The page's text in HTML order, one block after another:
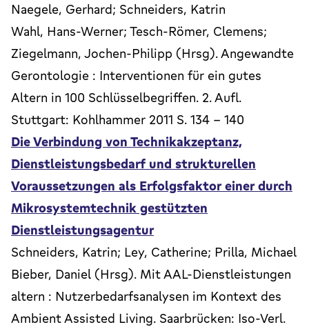
Naegele, Gerhard; Schneiders, Katrin
Wahl, Hans-Werner; Tesch-Römer, Clemens;
Ziegelmann, Jochen-Philipp (Hrsg). Angewandte
Gerontologie : Interventionen für ein gutes
Altern in 100 Schlüsselbegriffen. 2. Aufl.
Stuttgart: Kohlhammer 2011 S. 134 - 140
Die Verbindung von Technikakzeptanz,
Dienstleistungsbedarf und strukturellen
Voraussetzungen als Erfolgsfaktor einer durch
Mikrosystemtechnik gestützten
Dienstleistungsagentur
Schneiders, Katrin; Ley, Catherine; Prilla, Michael
Bieber, Daniel (Hrsg). Mit AAL-Dienstleistungen
altern : Nutzerbedarfsanalysen im Kontext des
Ambient Assisted Living. Saarbrücken: Iso-Verl.